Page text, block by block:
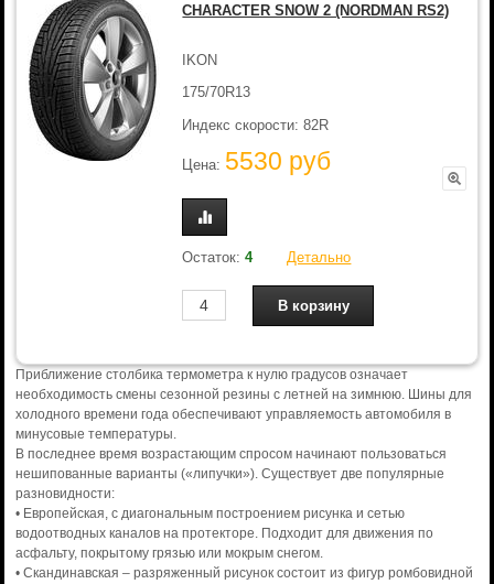
CHARACTER SNOW 2 (NORDMAN RS2)
IKON
175/70R13
Индекс скорости: 82R
Цена: 5530 руб
Остаток:4 Детально
Приближение столбика термометра к нулю градусов означает
необходимость смены сезонной резины с летней на зимнюю. Шины для
холодного времени года обеспечивают управляемость автомобиля в
минусовые температуры.
В последнее время возрастающим спросом начинают пользоваться
нешипованные варианты («липучки»). Существует две популярные
разновидности:
• Европейская, с диагональным построением рисунка и сетью
водоотводных каналов на протекторе. Подходит для движения по
асфальту, покрытому грязью или мокрым снегом.
• Скандинавская – разряженный рисунок состоит из фигур ромбовидной